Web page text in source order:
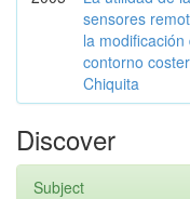
sensores
la
contorno
Chiquita
Discover
Subject